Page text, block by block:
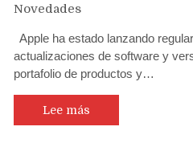
Novedades
Apple ha estado lanzando
actualizaciones de software y
portafolio de productos y…
Lee más